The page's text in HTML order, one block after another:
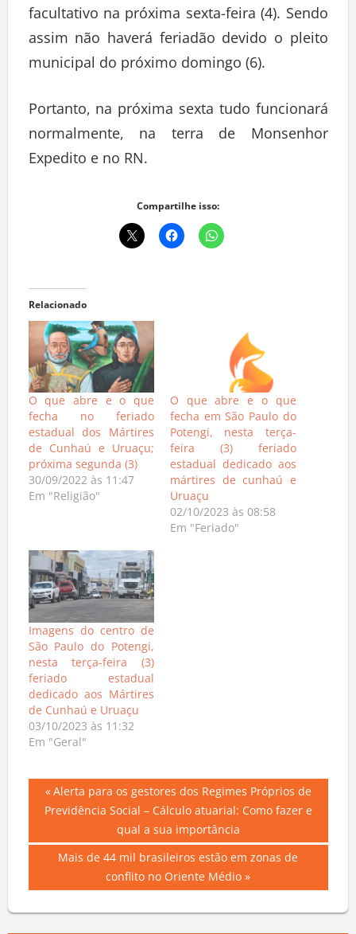
facultativo na próxima sexta-feira (4). Sendo
assim não haverá feriadão devido o pleito
municipal do próximo domingo (6).
Portanto, na próxima sexta tudo funcionará
normalmente, na terra de Monsenhor
Expedito e no RN.
Compartilhe isso:
Relacionado
O que abre e o que
fecha no feriado
estadual dos Mártires
de Cunhaú e Uruaçu;
próxima segunda (3)
30/09/2022 às 11:47
Em "Religião"
O que abre e o que
fecha em São Paulo do
Potengi, nesta terça-
feira (3) feriado
estadual dedicado aos
mártires de cunhaú e
Uruaçu
02/10/2023 às 08:58
Em "Feriado"
Imagens do centro de
São Paulo do Potengi,
nesta terça-feira (3)
feriado estadual
dedicado aos Mártires
de Cunhaú e Uruaçu
03/10/2023 às 11:32
Em "Geral"
Navegação
de
Post
Previous
Post:
Alerta para os gestores dos Regimes Próprios de
Previdência Social – Cálculo atuarial: Como fazer e
qual a sua importância
Next
Mais de 44 mil brasileiros estão em zonas de
conflito no Oriente Médio